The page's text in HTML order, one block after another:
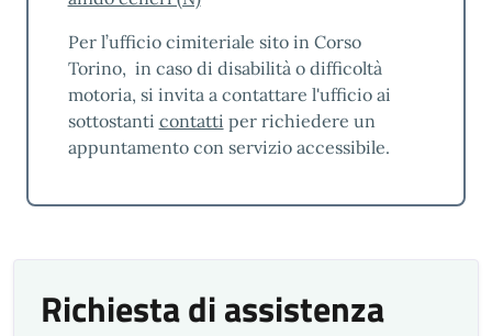
continuo dell’efficacia e dell’efficienza dei
propri servizi a beneficio di tutte le parti
interessate.
Nel rispetto di questo principio sono avviate
comunicazione, la presentazione delle
Per l’ufficio cimiteriale sito in Corso
Torino, in caso di disabilità o difficoltà
motoria, si invita a contattare l'ufficio ai
sottostanti contatti per richiedere un
appuntamento con servizio accessibile.
Richiesta di assistenza